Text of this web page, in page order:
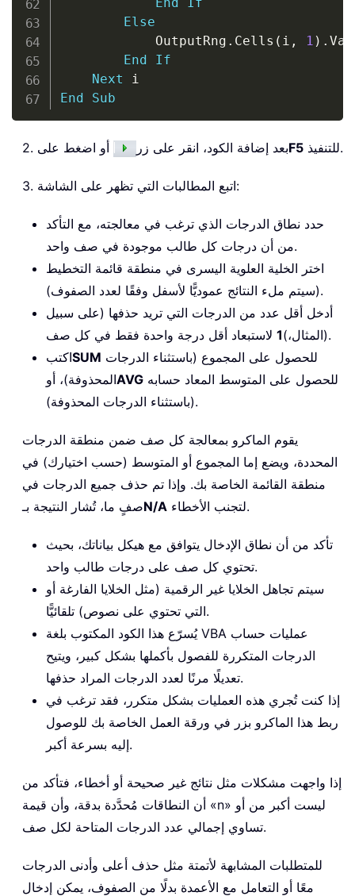
Else
            OutputRng
. Cells ( i , 1 ) .
End
If
Next
End
Sub
2. بعد إضافة الكود، انقر على زر أو اضغط على F5 للتنفيذ.
3. اتبع المطالبات التي تظهر على الشاشة:
حدد نطاق الدرجات الذي ترغب في معالجته، مع التأكد
من أن درجات كل طالب موجودة في صف واحد.
اختر الخلية العلوية اليسرى في منطقة قائمة التخطيط
(سيتم ملء النتائج عموديًّا لأسفل وفقًا لعدد الصفوف).
أدخل أقل عدد من الدرجات التي تريد حذفها (على سبيل
المثال،)1
لاستبعاد أقل درجة واحدة فقط في كل صف).
اكتبSUM
المحذوفة)، أوAVG
(باستثناء الدرجات المحذوفة).
يقوم الماكرو بمعالجة كل صف ضمن منطقة الدرجات
المحددة، ويضع إما المجموع أو المتوسط (حسب اختيارك) في
منطقة القائمة الخاصة بك. وإذا تم حذف جميع الدرجات في
صفٍ ما، تُشار النتيجة بـN/A لتجنب الأخطاء.
تأكد من أن نطاق الإدخال يتوافق مع هيكل بياناتك، بحيث
تحتوي كل صف على درجات طالب واحد.
سيتم تجاهل الخلايا غير الرقمية (مثل الخلايا الفارغة أو
التي تحتوي على نصوص) تلقائيًّا.
يُسرّع هذا الكود المكتوب بلغة VBA عمليات حساب
الدرجات المتكررة للفصول بأكملها بشكل كبير، ويتيح
تعديلًا مرنًا لعدد الدرجات المراد حذفها.
إذا كنت تُجري هذه العمليات بشكل متكرر، فقد ترغب في
ربط هذا الماكرو بزر في ورقة العمل الخاصة بك للوصول
إليه بسرعة أكبر.
إذا واجهت مشكلات مثل نتائج غير صحيحة أو أخطاء، فتأكد من
أن النطاقات مُحدَّدة بدقة، وأن قيمة «n» ليست أكبر من أو
تساوي إجمالي عدد الدرجات المتاحة لكل صف.
للمتطلبات المشابهة لأتمتة مثل حذف أعلى وأدنى الدرجات
معًا أو التعامل مع الأعمدة بدلًا من الصفوف، يمكن إدخال